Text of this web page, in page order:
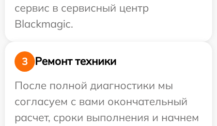
сервис в сервисный центр
Blackmagic.
3
Ремонт техники
После полной диагностики мы
согласуем с вами окончательный
расчет, сроки выполнения и начнем